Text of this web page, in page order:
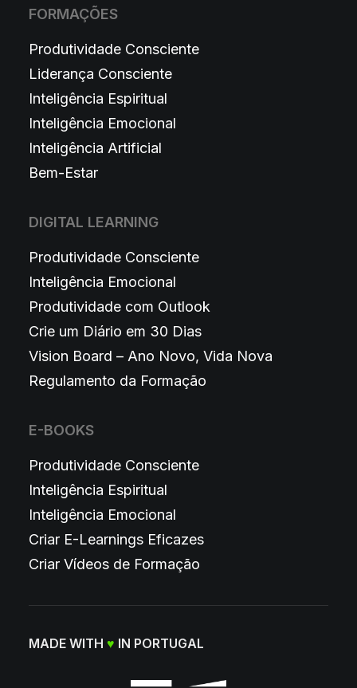
FORMAÇÕES
Produtividade Consciente
Liderança Consciente
Inteligência Espiritual
Inteligência Emocional
Inteligência Artificial
Bem-Estar
DIGITAL LEARNING
Produtividade Consciente
Inteligência Emocional
Produtividade com Outlook
Crie um Diário em 30 Dias
Vision Board – Ano Novo, Vida Nova
Regulamento da Formação
E-BOOKS
Produtividade Consciente
Inteligência Espiritual
Inteligência Emocional
Criar E-Learnings Eficazes
Criar Vídeos de Formação
MADE WITH ♥ IN PORTUGAL